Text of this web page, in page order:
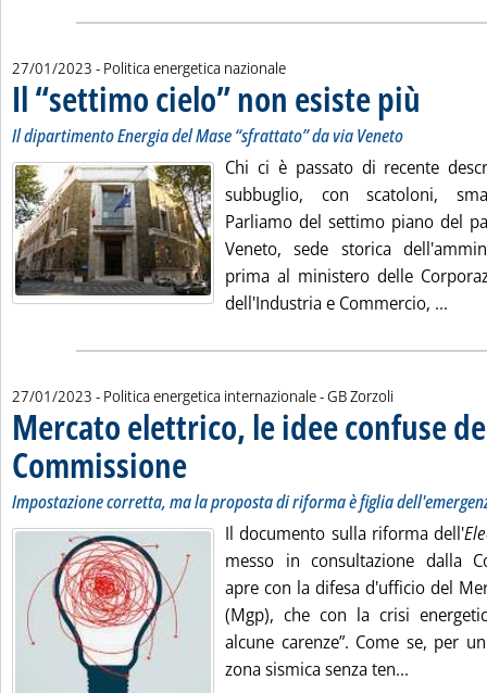
27/01/2023 - Politica energetica nazionale
Il “settimo cielo” non esiste più
Il dipartimento Energia del Mase “sfrattato” da via Veneto
Chi ci è passato di recente
subbuglio, con scatoloni,
Parliamo del settimo piano del
Veneto, sede storica
prima al ministero delle
dell'Industria e Commercio, ...
27/01/2023 - Politica energetica internazionale -di:
GB Zorzoli
Mercato elettrico, le idee confuse
Commissione
Impostazione corretta, ma la proposta di riforma è figlia
Il documento sulla riforma dell'
messo in consultazione dalla
apre con la difesa d'ufficio del
(Mgp), che con la crisi
alcune carenze”. Come se, per
zona sismica senza ten...